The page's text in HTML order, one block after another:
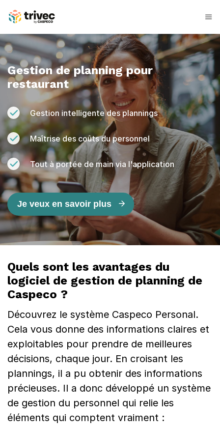
contenu
G
e
s
i
o
n
d
e
p
l
a
n
n
i
n
g
r
e
s
t
Gestion de planning pour
restaurant
Gestion intelligente des plannings
Maîtrise des coûts du personnel
Tout à portée de main via l'application
Je veux en savoir plus
Quels sont les avantages du
logiciel de gestion de planning de
Caspeco ?
Découvrez le système Caspeco Personal.
Cela vous donne des informations claires et
exploitables pour prendre de meilleures
décisions, chaque jour. En croisant les
plannings, il a pu obtenir des informations
précieuses. Il a donc développé un système
de gestion du personnel qui relie les
éléments qui comptent vraiment :